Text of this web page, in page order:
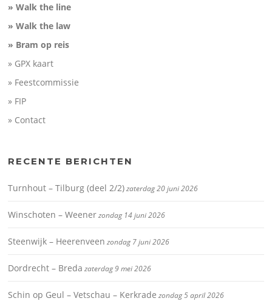
» Walk the line
» Walk the law
» Bram op reis
» GPX kaart
» Feestcommissie
» FIP
» Contact
RECENTE BERICHTEN
Turnhout – Tilburg (deel 2/2)zaterdag 20 juni 2026
Winschoten – Weenerzondag 14 juni 2026
Steenwijk – Heerenveen zondag 7 juni 2026
Dordrecht – Breda zaterdag 9 mei 2026
Schin op Geul – Vetschau – Kerkrade zondag 5 april 2026